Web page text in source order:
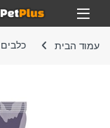
Skip to navigation
Skip to content
Open
עמוד הבית כלבים